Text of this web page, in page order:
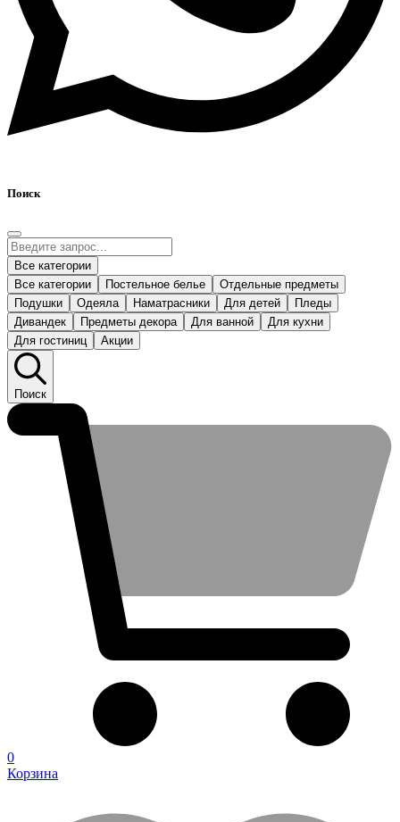
Поиск
Все категории
Все категории
Постельное белье
Отдельные предметы
Подушки
Одеяла Наматрасники Для детей
Пледы
Дивандек
Предметы декора Для ванной
Для кухни
Для гостиниц
Акции
Поиск
0
Корзина